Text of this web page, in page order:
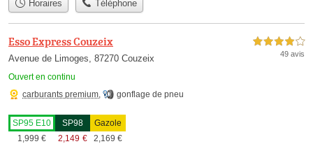
Horaires Téléphone
Esso Express Couzeix
Avenue de Limoges, 87270 Couzeix
Ouvert en continu
4,0 étoiles sur 5
49 avis
carburants premium, gonflage de pneu
SP95 E10
1,999 €
SP98
2,149 €
Gazole
2,169 €